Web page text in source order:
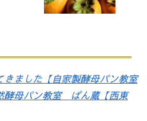
ました【自家製酵母パン教室
酵母パン教室 ぱん蔵【西東